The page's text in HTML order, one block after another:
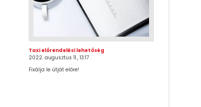
Taxi előrendelési lehetőség
2022. augusztus 11., 13:17
Fixálja le útját előre!